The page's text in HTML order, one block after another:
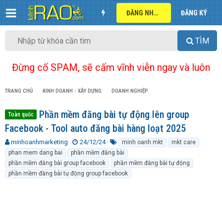
ĐĂNG NHẬP ĐĂNG KÝ
TÌM
Đừng cố SPAM, sẽ cấm vĩnh viễn ngay và luôn
TRANG CHỦ KINH DOANH - XÂY DỰNG DOANH NGHIỆP
Toàn quốc
Phần mềm đăng bài tự động lên group
Facebook - Tool auto đăng bài hàng loạt 2025
T
h
r
e
a
minhoanhmarketing
N
g
à
y
g
24/12/24
ừ
k
h
ó
minh oanh mkt
mkt care
phan mem dang bai
phần mềm đăng bài
phần mềm đăng bài group facebook
phần mềm đăng bài tự động
phần mềm đăng bài tự động group facebook